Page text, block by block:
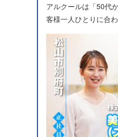
アルクールは「50代
客様一人ひとりに合